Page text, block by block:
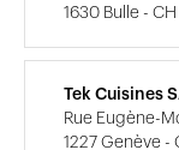
1630 Bulle - CH
Tek Cuisines
Rue Eugène-
1227 Genève -